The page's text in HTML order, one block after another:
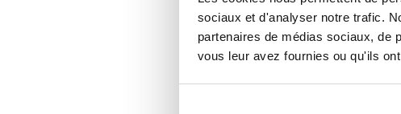
sociaux et d'analyser notre trafic.
partenaires de médias sociaux, de
vous leur avez fournies ou qu'ils
Plus de 38 heures de cours en vidéo.
Accès permanent et illimité.
+ 1 Coaching Collectif